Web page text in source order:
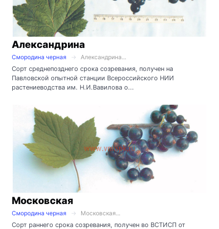
Александрина
Смородина черная
Александрина...
Сорт среднепозднего срока созревания, получен на
Павловской опытной станции Всероссийского НИИ
растениеводства им. Н.И.Вавилова о...
Московская
Смородина черная
Московская...
Сорт раннего срока созревания, получен во ВСТИСП от